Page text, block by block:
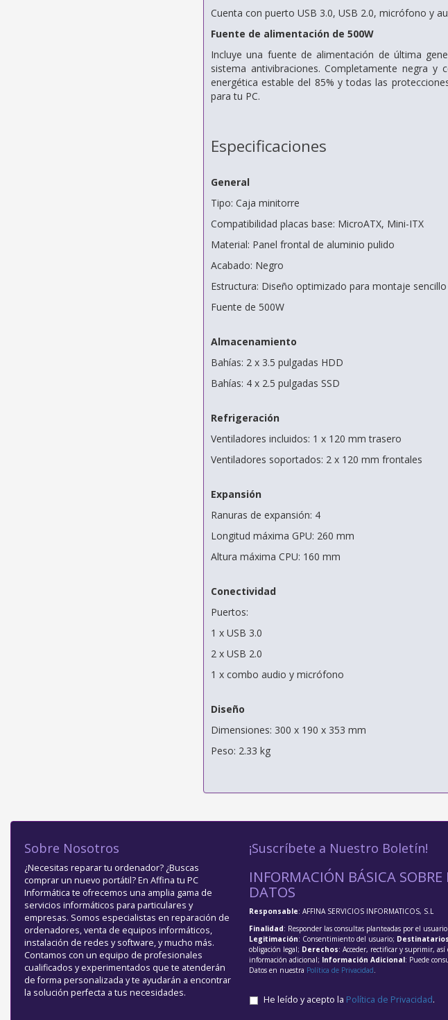
Cuenta con puerto USB 3.0, USB 2.0, micrófono y
Fuente de alimentación de 500W
Incluye una fuente de alimentación de última
sistema antivibraciones. Completamente negra
energética estable del 85% y todas las
para tu PC.
Especificaciones
General
Tipo: Caja minitorre
Compatibilidad placas base: MicroATX, Mini-ITX
Material: Panel frontal de aluminio pulido
Acabado: Negro
Estructura: Diseño optimizado para montaje sencillo
Fuente de 500W
Almacenamiento
Bahías: 2 x 3.5 pulgadas HDD
Bahías: 4 x 2.5 pulgadas SSD
Refrigeración
Ventiladores incluidos: 1 x 120 mm trasero
Ventiladores soportados: 2 x 120 mm frontales
Expansión
Ranuras de expansión: 4
Longitud máxima GPU: 260 mm
Altura máxima CPU: 160 mm
Conectividad
Puertos:
1 x USB 3.0
2 x USB 2.0
1 x combo audio y micrófono
Diseño
Dimensiones: 300 x 190 x 353 mm
Peso: 2.33 kg
Sobre Nosotros
¿Necesitas reparar tu ordenador? ¿Buscas
comprar un nuevo portátil? En Affina tu PC
Informática te ofrecemos una amplia gama de
servicios informáticos para particulares y
empresas. Somos especialistas en reparación de
ordenadores, venta de equipos informáticos,
instalación de redes y software, y mucho más.
Contamos con un equipo de profesionales
cualificados y experimentados que te atenderán
de forma personalizada y te ayudarán a encontrar
la solución perfecta a tus necesidades.
¡Suscríbete a Nuestro Boletín!
INFORMACIÓN BÁSICA
DATOS
Responsable: AFFINA SERVICIOS INFORMATICOS, S.L
Finalidad: Responder las consultas planteadas por el
Legitimación: Consentimiento del usuario; Destinatarios
obligación legal; Derechos: Acceder, rectificar y suprimir, así
información adicional; Información Adicional: Puede
Datos en nuestra Política de Privacidad.
He leído y acepto la Política de Privacidad.